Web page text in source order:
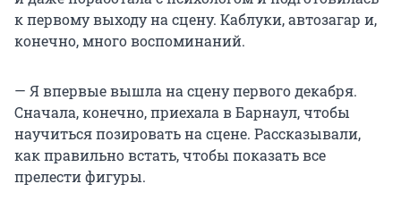
к первому выходу на сцену. Каблуки, автозагар и,
конечно, много воспоминаний.
— Я впервые вышла на сцену первого декабря.
Сначала, конечно, приехала в Барнаул, чтобы
научиться позировать на сцене. Рассказывали,
как правильно встать, чтобы показать все
прелести фигуры.